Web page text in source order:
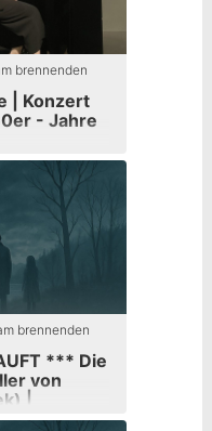
brennenden
| Konzert
- Jahre
brennenden
*** Die
von
|
e.V.